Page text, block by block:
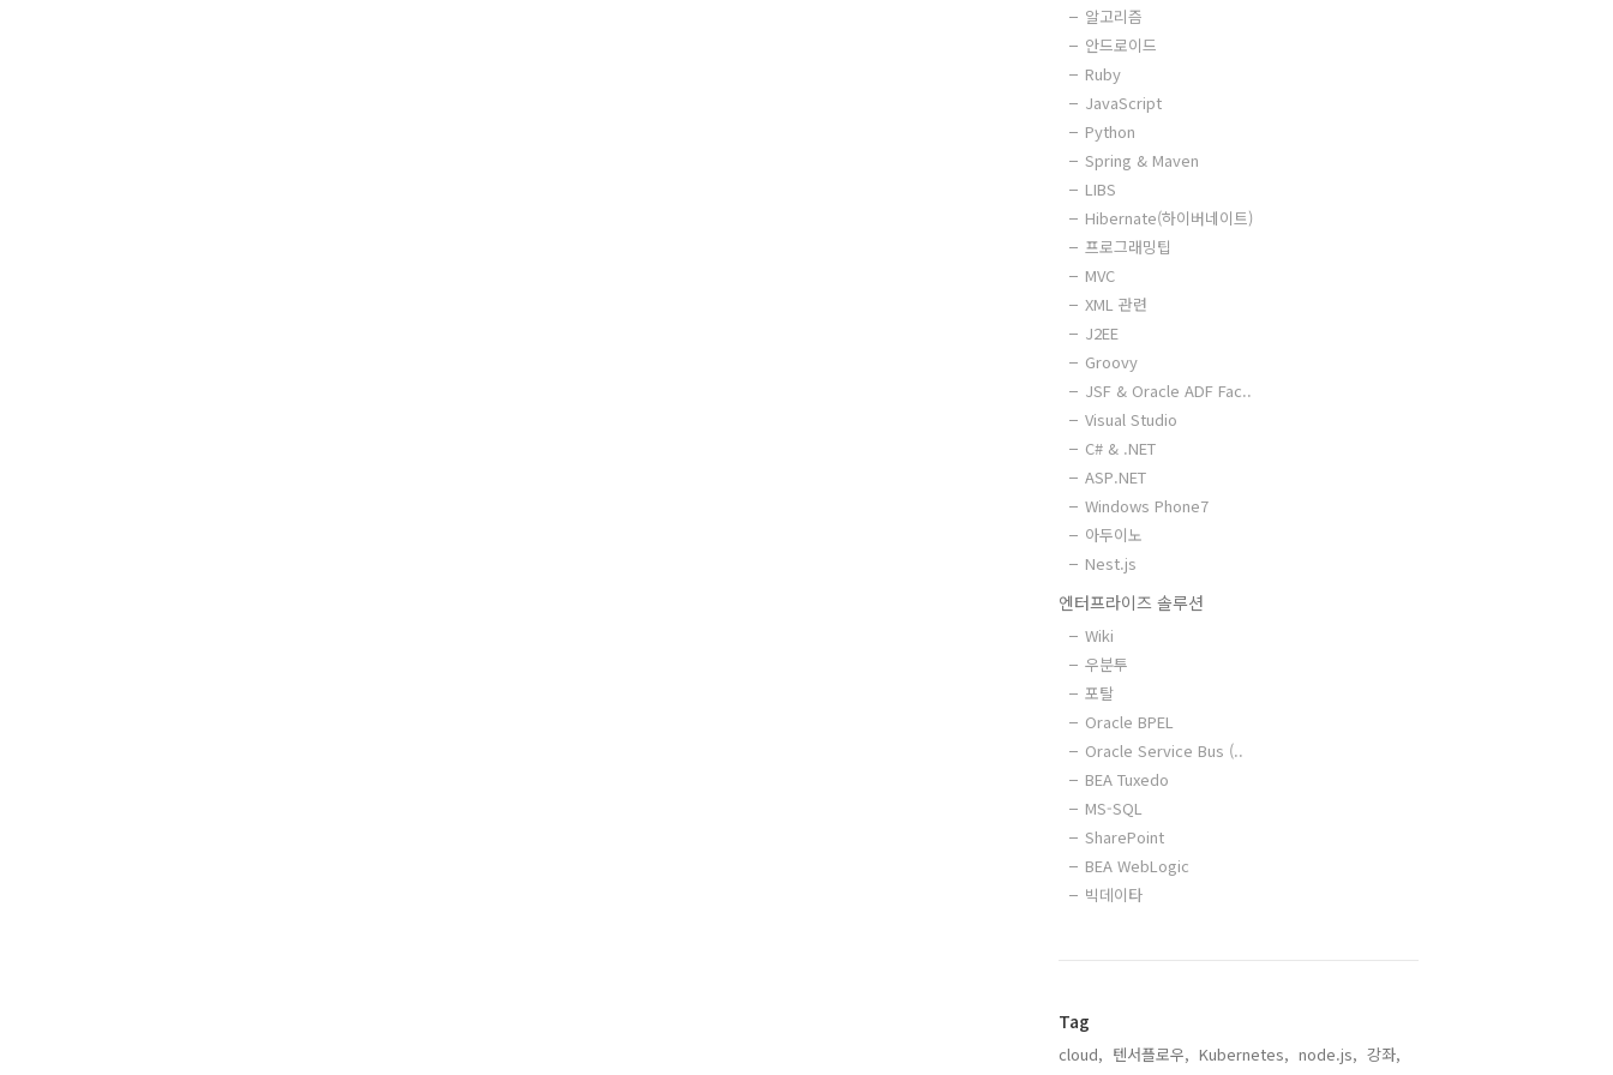
알고리즘
안드로이드
Ruby
JavaScript
Python
Spring & Maven
LIBS
Hibernate(하이버네이트)
프로그래밍팁
MVC
XML 관련
J2EE
Groovy
JSF & Oracle ADF Fac..
Visual Studio
C# & .NET
ASP.NET
Windows Phone7
아두이노
Nest.js
엔터프라이즈 솔루션
Wiki
우분투
포탈
Oracle BPEL
Oracle Service Bus (..
BEA Tuxedo
MS-SQL
SharePoint
BEA WebLogic
빅데이타
Tag
cloud, 텐서플로우, Kubernetes, node.js, 강좌,